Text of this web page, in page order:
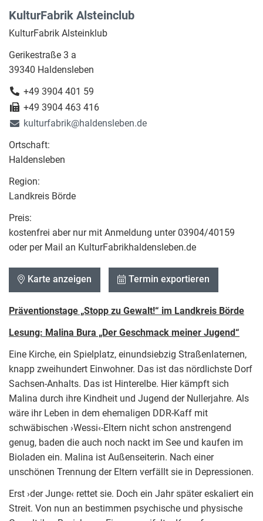
KulturFabrik Alsteinclub
KulturFabrik Alsteinklub
Gerikestraße 3 a
39340 Haldensleben
+49 3904 401 59
+49 3904 463 416
kulturfabrik@haldensleben.de
Ortschaft:
Haldensleben
Region:
Landkreis Börde
Preis:
kostenfrei aber nur mit Anmeldung unter 03904/40159
oder per Mail an KulturFabrikhaldensleben.de
Karte anzeigen Termin exportieren
Präventionstage „Stopp zu Gewalt!“ im Landkreis Börde
Lesung: Malina Bura „Der Geschmack meiner Jugend“
Eine Kirche, ein Spielplatz, einundsiebzig Straßenlaternen,
knapp zweihundert Einwohner. Das ist das nördlichste Dorf
Sachsen-Anhalts. Das ist Hinterelbe. Hier kämpft sich
Malina durch ihre Kindheit und Jugend der Nullerjahre. Als
wäre ihr Leben in dem ­ehemaligen DDR-Kaff mit
schwäbischen ›Wessi‹-Eltern nicht schon anstrengend
genug, baden die auch noch nackt im See und kaufen im
Bioladen ein. Malina ist Außenseiterin. Nach einer
unschönen Trennung der Eltern verfällt sie in Depressionen.
Erst ›der Junge‹ rettet sie. Doch ein Jahr später eskaliert ein
Streit. Von nun an bestimmen psychische und physische